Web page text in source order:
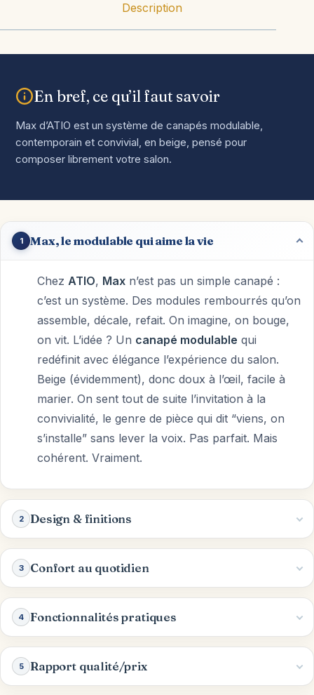
Description
En bref, ce qu’il faut savoir
Max d’ATIO est un système de canapés modulable,
contemporain et convivial, en beige, pensé pour
composer librement votre salon.
1 Max, le modulable qui aime la vie
Chez ATIO, Max n’est pas un simple canapé :
c’est un système. Des modules rembourrés qu’on
assemble, décale, refait. On imagine, on bouge,
on vit. L’idée ? Un canapé modulable qui
redéfinit avec élégance l’expérience du salon.
Beige (évidemment), donc doux à l’œil, facile à
marier. On sent tout de suite l’invitation à la
convivialité, le genre de pièce qui dit “viens, on
s’installe” sans lever la voix. Pas parfait. Mais
cohérent. Vraiment.
2 Design & finitions
3 Confort au quotidien
4 Fonctionnalités pratiques
5 Rapport qualité/prix